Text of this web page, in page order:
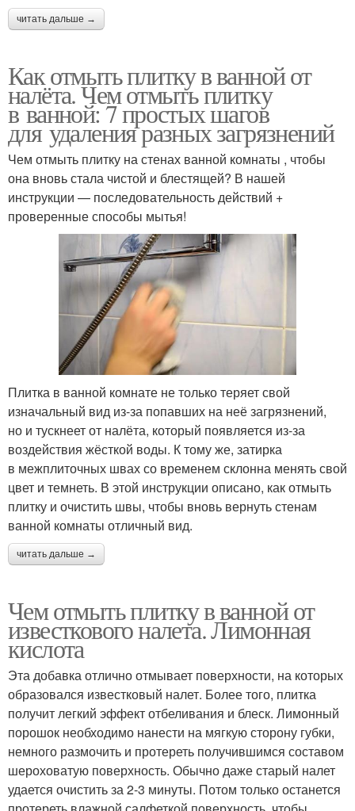
читать дальше →
Как отмыть плитку в ванной от
налёта. Чем отмыть плитку
в ванной: 7 простых шагов
для удаления разных загрязнений
Чем отмыть плитку на стенах ванной комнаты , чтобы
она вновь стала чистой и блестящей? В нашей
инструкции — последовательность действий +
проверенные способы мытья!
Плитка в ванной комнате не только теряет свой
изначальный вид из-за попавших на неё загрязнений,
но и тускнеет от налёта, который появляется из-за
воздействия жёсткой воды. К тому же, затирка
в межплиточных швах со временем склонна менять свой
цвет и темнеть. В этой инструкции описано, как отмыть
плитку и очистить швы, чтобы вновь вернуть стенам
ванной комнаты отличный вид.
читать дальше →
Чем отмыть плитку в ванной от
известкового налета. Лимонная
кислота
Эта добавка отлично отмывает поверхности, на которых
образовался известковый налет. Более того, плитка
получит легкий эффект отбеливания и блеск. Лимонный
порошок необходимо нанести на мягкую сторону губки,
немного размочить и протереть получившимся составом
шероховатую поверхность. Обычно даже старый налет
удается очистить за 2-3 минуты. Потом только останется